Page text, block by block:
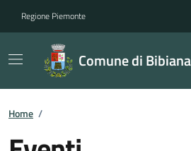
Regione Piemonte
Comune di Bibiana
Home /